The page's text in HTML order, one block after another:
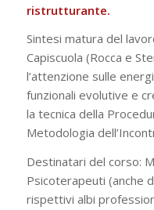
ristrutturante.
Sintesi matura del
Capiscuola (Rocca e
l’attenzione sulle
funzionali evolutive e
la tecnica della
Metodologia
Destinatari del corso:
Psicoterapeuti (anche
rispettivi albi